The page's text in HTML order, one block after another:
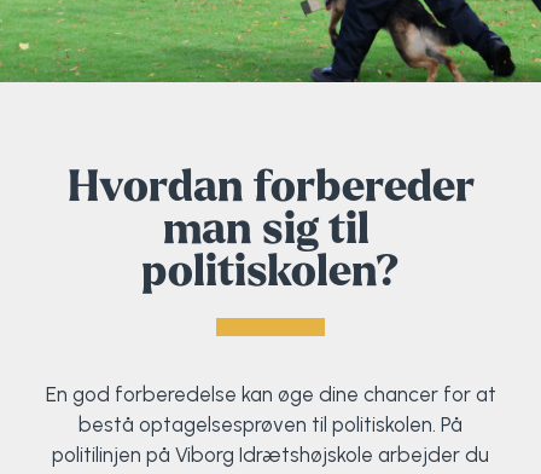
Hvordan forbereder
man sig til
politiskolen?
En god forberedelse kan øge dine chancer for at
bestå optagelsesprøven til politiskolen. På
politilinjen på Viborg Idrætshøjskole arbejder du